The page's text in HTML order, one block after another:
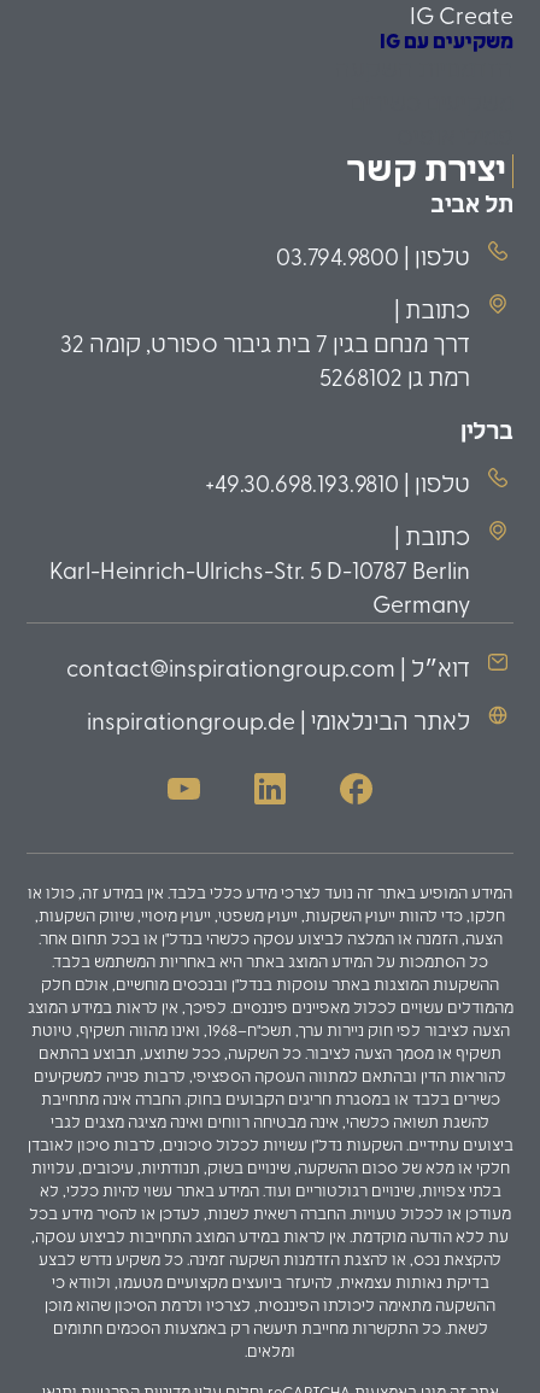
IG Create
משקיעים עם IG
יצירת קשר
תל אביב
טלפון | 03.794.9800
כתובת |
דרך מנחם בגין 7 בית גיבור ספורט, קומה 32
רמת גן 5268102
ברלין
טלפון | 49.30.698.193.9810+
כתובת |
Karl-Heinrich-Ulrichs-Str. 5 D-10787 Berlin
Germany
דוא״ל | contact@inspirationgroup.com
לאתר הבינלאומי | inspirationgroup.de
המידע המופיע באתר זה נועד לצרכי מידע כללי בלבד. אין במידע זה, כולו או
חלקו, כדי להוות ייעוץ השקעות, ייעוץ משפטי, ייעוץ מיסויי, שיווק השקעות,
הצעה, הזמנה או המלצה לביצוע עסקה כלשהי בנדל"ן או בכל תחום אחר.
כל הסתמכות על המידע המוצג באתר היא באחריות המשתמש בלבד.
ההשקעות המוצגות באתר עוסקות בנדל"ן ובנכסים מוחשיים, אולם חלק
מהמודלים עשויים לכלול מאפיינים פיננסיים. לפיכך, אין לראות במידע המוצג
הצעה לציבור לפי חוק ניירות ערך, תשכ"ח–1968, ואינו מהווה תשקיף, טיוטת
תשקיף או מסמך הצעה לציבור. כל השקעה, ככל שתוצע, תבוצע בהתאם
להוראות הדין ובהתאם למתווה העסקה הספציפי, לרבות פנייה למשקיעים
כשירים בלבד או במסגרת חריגים הקבועים בחוק. החברה אינה מתחייבת
להשגת תשואה כלשהי, אינה מבטיחה רווחים ואינה מציגה מצגים לגבי
ביצועים עתידיים. השקעות נדל"ן עשויות לכלול סיכונים, לרבות סיכון לאובדן
חלקי או מלא של סכום ההשקעה, שינויים בשוק, תנודתיות, עיכובים, עלויות
בלתי צפויות, שינויים רגולטוריים ועוד. המידע באתר עשוי להיות כללי, לא
מעודכן או לכלול טעויות. החברה רשאית לשנות, לעדכן או להסיר מידע בכל
עת ללא הודעה מוקדמת. אין לראות במידע המוצג התחייבות לביצוע עסקה,
להקצאת נכס, או להצגת הזדמנות השקעה זמינה. כל משקיע נדרש לבצע
בדיקת נאותות עצמאית, להיעזר ביועצים מקצועיים מטעמו, ולוודא כי
ההשקעה מתאימה ליכולתו הפיננסית, לצרכיו ולרמת הסיכון שהוא מוכן
לשאת. כל התקשרות מחייבת תיעשה רק באמצעות הסכמים חתומים
ומלאים.